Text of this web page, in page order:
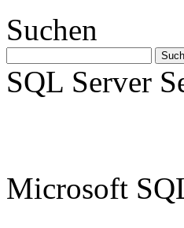
Suchen
SQL Server
Microsoft